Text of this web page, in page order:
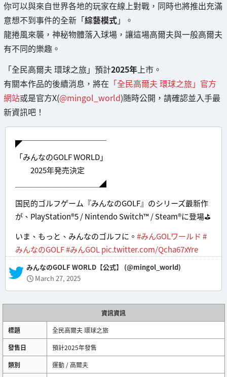
你可以與來自世界各地的玩家在線上對戰，同時也將推出充滿
意想不到事件的全新「綜藝模式」。
龍捲風來襲，神秘物體落入球場，讓這場高爾夫與一般高爾夫
有不同的樂趣。
「全民高爾夫 環球之旅」預計2025年上市。
有關本作品的後續消息，將在 「全民高爾夫 環球之旅」官方
網站或是官方X(@mingol_world)随時公開，請確認並入手最
新資訊吧！
◤￣￣￣￣￣￣￣￣￣￣￣
「みんなのGOLF WORLD」
2025年発売決定
＿＿＿＿＿＿＿＿＿＿＿◢
国民的ゴルフゲーム『みんなのGOLF』のシリーズ最新作
が、PlayStation®︎5 / Nintendo Switch™ / Steam®に登場⛳
いま、もっと、みんなのゴルフに。 #みんGOLワールド #
みんなのGOLF#みんGOLpic.twitter.com/Qcha67xYre
— みんなのGOLF WORLD【公式】 (@mingol_world)
March 27, 2025
資訊資訊
標題
全民高爾夫 環球之旅
發售日
預計2025年發售
類別
運動 / 高爾夫